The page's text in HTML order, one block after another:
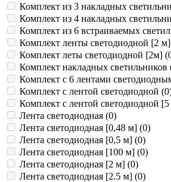
Комплект из 3 накладных
Комплект из 4 накладных
Комплект из 6 встраиваемых
Комплект ленты светодиодной [2
Комплект леты светодиодной [2м] (
Комплект накладных светильников
Комплект с 6 лентами
Комплект с лентой светодиодной (0
Комплект с лентой светодиодной
Лента светодиодная (0)
Лента светодиодная [0,48 м] (0)
Лента светодиодная [0,5 м] (0)
Лента светодиодная [100 м] (0)
Лента светодиодная [2 м] (0)
Лента светодиодная [2.5 м] (0)